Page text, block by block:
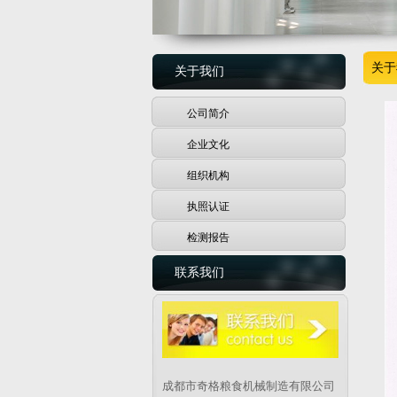
关于我们
公司简介
企业文化
组织机构
执照认证
检测报告
联系我们
成都市奇格粮食机械制造有限公司
关